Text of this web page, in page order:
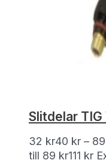
Slitdelar
32 kr40 kr – 89
till 89 kr111 kr